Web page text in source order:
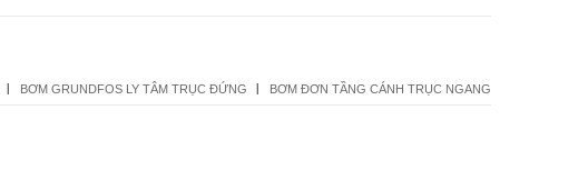
BƠM GRUNDFOS LY TÂM TRỤC ĐỨNG BƠM ĐƠN TẦNG CÁNH TRỤC NGANG